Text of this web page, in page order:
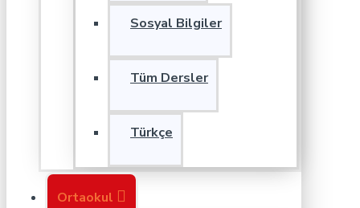
Sosyal Bilgiler
Tüm Dersler
Türkçe
Ortaokul